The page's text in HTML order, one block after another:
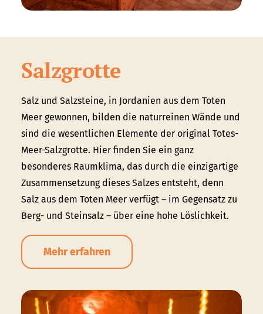
Salzgrotte
Salz und Salzsteine, in Jordanien aus dem Toten
Meer gewonnen, bilden die naturreinen Wände und
sind die wesentlichen Elemente der original Totes-
Meer-Salzgrotte. Hier finden Sie ein ganz
besonderes Raumklima, das durch die einzigartige
Zusammensetzung dieses Salzes entsteht, denn
Salz aus dem Toten Meer verfügt – im Gegensatz zu
Berg- und Steinsalz – über eine hohe Löslichkeit.
Mehr erfahren